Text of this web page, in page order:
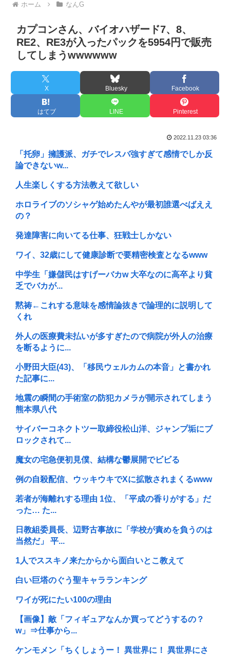
ホーム なんG
カプコンさん、バイオハザード7、8、
RE2、RE3が入ったパックを5954円で販売
してしまうwwwwww
X Bluesky Facebook
はてブ LINE Pinterest
2022.11.23 03:36
「托卵」擁護派、ガチでレスバ強すぎて感情でしか反
論できないw...
人生楽しくする方法教えて欲しい
ホロライブのソシャゲ始めたんやが最初誰選べばええ
の？
発達障害に向いてる仕事、狂戦士しかない
ワイ、32歳にして健康診断で要精密検査となるwww
中学生「嫌儲民はすげーバカw 大卒なのに高卒より貧
乏でバカが...
黙祷←これする意味を感情論抜きで論理的に説明して
くれ
外人の医療費未払いが多すぎたので病院が外人の治療
を断るように...
小野田大臣(43)、「移民ウェルカムの本音」と書かれ
た記事に...
地震の瞬間の手術室の防犯カメラが開示されてしまう
熊本県八代
サイバーコネクトツー取締役松山洋、ジャンプ垢にブ
ロックされて...
魔女の宅急便初見僕、結構な鬱展開でビビる
例の自殺配信、ウッキウキでXに拡散されまくるwww
若者が海離れする理由 1位、「平成の香りがする」だ
った… た...
日教組委員長、辺野古事故に「学校が責めを負うのは
当然だ」 平...
1人でススキノ来たからから面白いとこ教えて
白い巨塔のぐう聖キャラランキング
ワイが死にたい100の理由
【画像】敵「フィギュアなんか買ってどうするの？
w」⇒仕事から...
ケンモメン「ちくしょうー！ 異世界に！ 異世界にさ